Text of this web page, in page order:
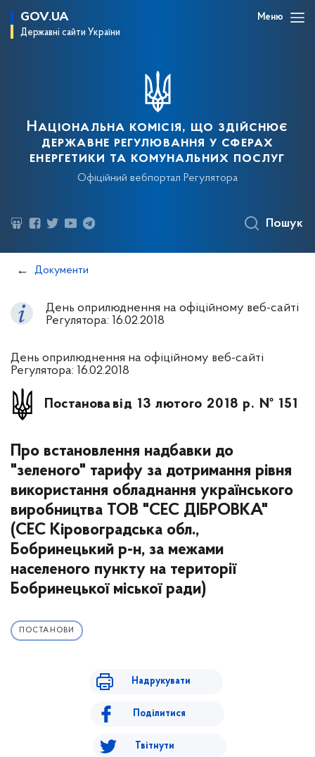
GOV.UA
Державні сайти України
Меню
Національна комісія, що здійснює
державне регулювання у сферах
енергетики та комунальних послуг
Офіційний вебпортал Регулятора
Пошук
Документи
День оприлюднення на офіційному веб-сайті
Регулятора: 16.02.2018
День оприлюднення на офіційному веб-сайті
Регулятора: 16.02.2018
Постанова від 13 лютого 2018 р. № 151
Про встановлення надбавки до
"зеленого" тарифу за дотримання рівня
використання обладнання українського
виробництва ТОВ "СЕС ДІБРОВКА"
(СЕС Кіровоградська обл.,
Бобринецький р-н, за межами
населеного пункту на території
Бобринецької міської ради)
ПОСТАНОВИ
Надрукувати
Поділитися
Твітнути